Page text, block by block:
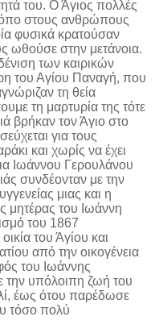
του. Ο Άγιος πολλές
στους ανθρώπους
φυσικά κρατούσαν
ωθούσε στην μετάνοια.
των καιρικών
του Αγίου Παναγή, που
τη θεία
τη μαρτυρία της τότε
βρήκαν τον Άγιο στο
για τους
και χωρίς να έχει
Ιωάννου Γερουλάνου
συνδέονταν με την
μιας και η
μητέρας του Ιωάννη
του 1867
του Άγίου και
από την οικογένεια
του Ιωάννης
υπόλοιπη ζωή του
έως ότου παρέδωσε
τόσο πολύ